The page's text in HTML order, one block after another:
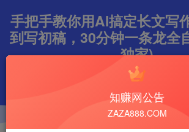
手把手教你用AI搞定长文写
到写初稿，30分钟一条龙全
独家)
阅读耗时
知赚网公告
ZAZA888.COM